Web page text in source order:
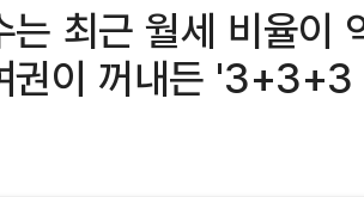
는 최근 월세 비율이
권이 꺼내든 '3+3+3